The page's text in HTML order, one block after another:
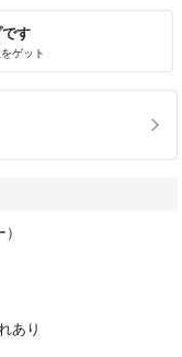
す
ゲット
あり